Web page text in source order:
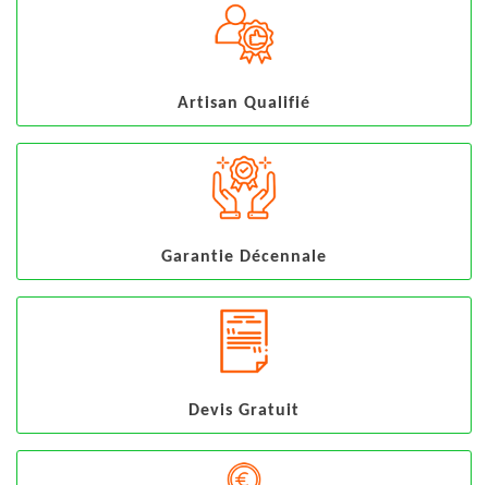
Artisan Qualifié
Garantie Décennale
Devis Gratuit